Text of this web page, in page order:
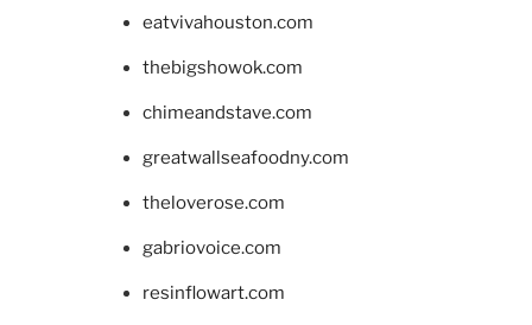
eatvivahouston.com
thebigshowok.com
chimeandstave.com
greatwallseafoodny.com
theloverose.com
gabriovoice.com
resinflowart.com